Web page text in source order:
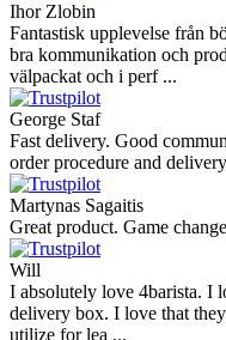
Ihor Zlobin
Fantastisk upplevelse från
bra kommunikation och
välpackat och i perf ...
George Staf
Fast delivery. Good
order procedure and
Martynas Sagaitis
Great product. Game
Will
I absolutely love 4barista. I
delivery box. I love that
utilize for lea ...